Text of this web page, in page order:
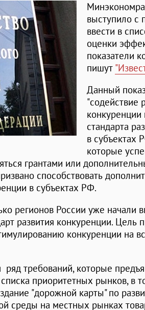
выступило с
ввести в
оценки
показатели
пишут
Данный
"содействие
конкуренции
стандарта
в субъектах
которые
грантами или
способствовать
в субъектах РФ.
регионов России уже начали
развития конкуренции. Цель
конкуренции на
ряд требований, которые
приоритетных рынков, в
"дорожной карты" по
среды на местных рынках